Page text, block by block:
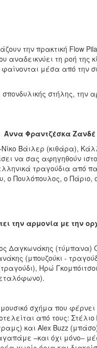
την πρακτική Flow
τη ροή της
μέσα από την
στήλης, την
Άννα Φραντζέσκα Ζανδέ
Βάιλερ (κιθάρα),
να σας αφηγηθούν
τραγούδια από
Πουλόπουλος, ο Πάριο,
την αρμονία με την
Δαγκωνάκης (τύμπανα)
(μπουζούκι -
Ηρώ
μουσικό σχήμα που φέρνει
από τους:
και Alex Buzz
–και όχι μόνο–